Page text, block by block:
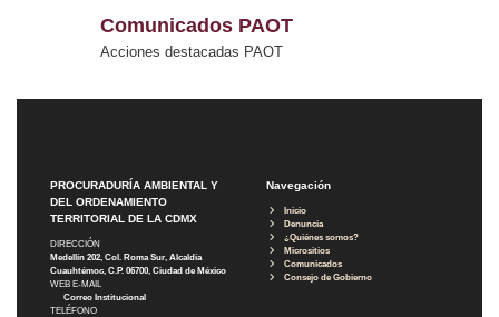
Comunicados PAOT
Acciones destacadas PAOT
PROCURADURÍA AMBIENTAL Y
DEL ORDENAMIENTO
TERRITORIAL DE LA CDMX
DIRECCIÓN
Medellín 202, Col. Roma Sur, Alcaldía
Cuauhtémoc, C.P. 06700, Ciudad de México
WEB E-MAIL
Correo Institucional
TELÉFONO
Navegación
Inicio
Denuncia
¿Quiénes somos?
Micrositios
Comunicados
Consejo de Gobierno